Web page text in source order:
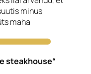
minus
maha
steakhouse“